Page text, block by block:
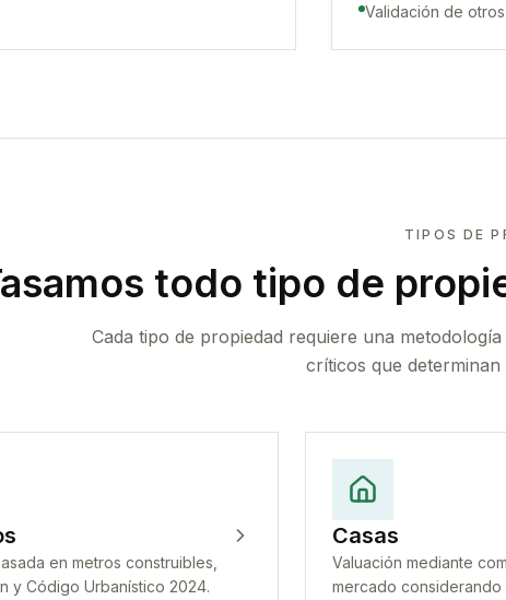
Validación de
TIPOS DE
todo tipo de
Cada tipo de propiedad requiere una
críticos que
en metros construibles,
y Código Urbanístico 2024.
Casas
Valuación mediante
mercado